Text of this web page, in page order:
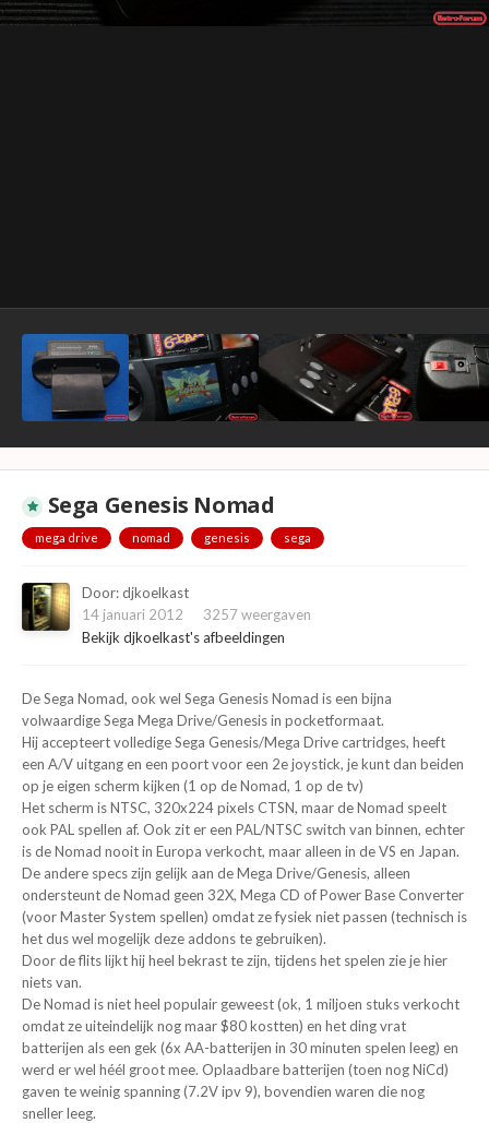
Sega Genesis Nomad
mega drive nomad genesis sega
Door:djkoelkast
14 januari 2012
3257 weergaven
Bekijk djkoelkast's afbeeldingen
De Sega Nomad, ook wel Sega Genesis Nomad is een bijna
volwaardige Sega Mega Drive/Genesis in pocketformaat.
Hij accepteert volledige Sega Genesis/Mega Drive cartridges, heeft
een A/V uitgang en een poort voor een 2e joystick, je kunt dan beiden
op je eigen scherm kijken (1 op de Nomad, 1 op de tv)
Het scherm is NTSC, 320x224 pixels CTSN, maar de Nomad speelt
ook PAL spellen af. Ook zit er een PAL/NTSC switch van binnen, echter
is de Nomad nooit in Europa verkocht, maar alleen in de VS en Japan.
De andere specs zijn gelijk aan de Mega Drive/Genesis, alleen
ondersteunt de Nomad geen 32X, Mega CD of Power Base Converter
(voor Master System spellen) omdat ze fysiek niet passen (technisch is
het dus wel mogelijk deze addons te gebruiken).
Door de flits lijkt hij heel bekrast te zijn, tijdens het spelen zie je hier
niets van.
De Nomad is niet heel populair geweest (ok, 1 miljoen stuks verkocht
omdat ze uiteindelijk nog maar $80 kostten) en het ding vrat
batterijen als een gek (6x AA-batterijen in 30 minuten spelen leeg) en
werd er wel héél groot mee. Oplaadbare batterijen (toen nog NiCd)
gaven te weinig spanning (7.2V ipv 9), bovendien waren die nog
sneller leeg.